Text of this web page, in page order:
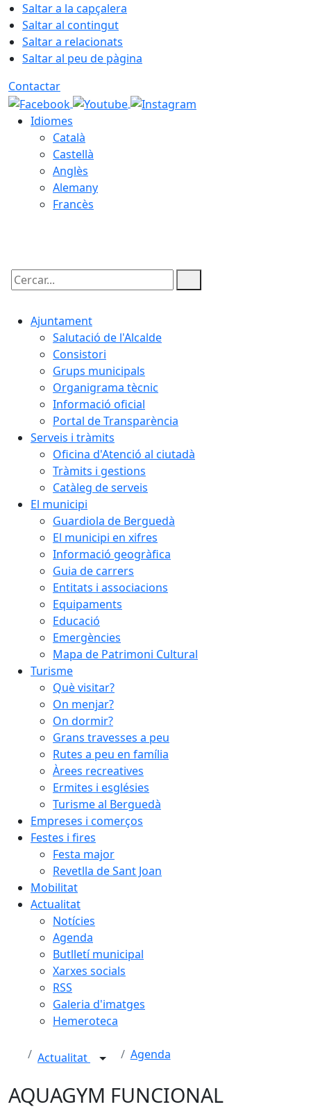
Saltar a la capçalera
Saltar al contingut
Saltar a relacionats
Saltar al peu de pàgina
Contactar
Idiomes
Català
Castellà
Anglès
Alemany
Francès
Cercar:
Ajuntament
Salutació de l'Alcalde
Consistori
Grups municipals
Organigrama tècnic
Informació oficial
Portal de Transparència
Serveis i tràmits
Oficina d'Atenció al ciutadà
Tràmits i gestions
Catàleg de serveis
El municipi
Guardiola de Berguedà
El municipi en xifres
Informació geogràfica
Guia de carrers
Entitats i associacions
Equipaments
Educació
Emergències
Mapa de Patrimoni Cultural
Turisme
Què visitar?
On menjar?
On dormir?
Grans travesses a peu
Rutes a peu en família
Àrees recreatives
Ermites i esglésies
Turisme al Berguedà
Empreses i comerços
Festes i fires
Festa major
Revetlla de Sant Joan
Mobilitat
Actualitat
Notícies
Agenda
Butlletí municipal
Xarxes socials
RSS
Galeria d'imatges
Hemeroteca
Actualitat Agenda
AQUAGYM FUNCIONAL